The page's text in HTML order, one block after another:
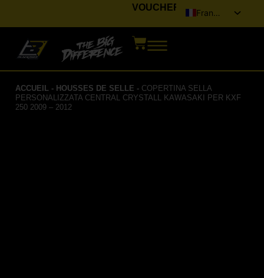
VOUCHER
Français
Deutsch
Español
ACCUEIL - HOUSSES DE SELLE - COPERTINA SELLA
PERSONALIZZATA CENTRAL CRYSTALL KAWASAKI PER KXF
250 2009 – 2012